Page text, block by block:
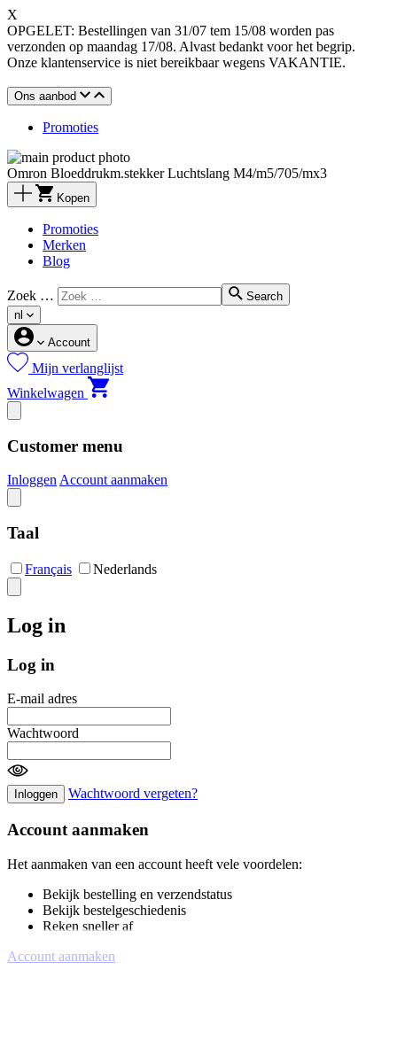
X
OPGELET: Bestellingen van 31/07 tem 15/08 worden pas
verzonden op maandag 17/08. Alvast bedankt voor het begrip.
Onze klantenservice is niet bereikbaar wegens VAKANTIE.
Ons aanbod
Promoties
Omron Bloeddrukm.stekker Luchtslang M4/m5/705/mx3
Kopen
Promoties
Merken
Blog
Zoek …
Search
nl
Account
Mijn verlanglijst
Winkelwagen
Customer menu
InloggenAccount aanmaken
Taal
Français Nederlands
Log in
Log in
E-mail adres
Wachtwoord
Inloggen Wachtwoord vergeten?
Account aanmaken
Het aanmaken van een account heeft vele voordelen:
Bekijk bestelling en verzendstatus
Bekijk bestelgeschiedenis
Reken sneller af
Account aanmaken